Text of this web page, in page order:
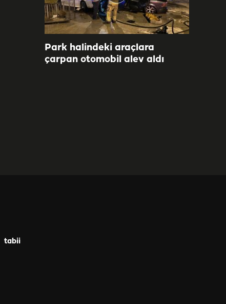
Park halindeki araçlara
çarpan otomobil alev aldı
tabii